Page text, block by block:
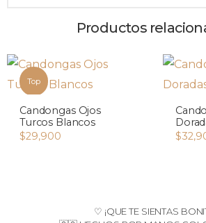
Productos
Top
Candongas Ojos
Turcos Blancos
$29,900
$
♡ ¡QUE TE SIENTAS